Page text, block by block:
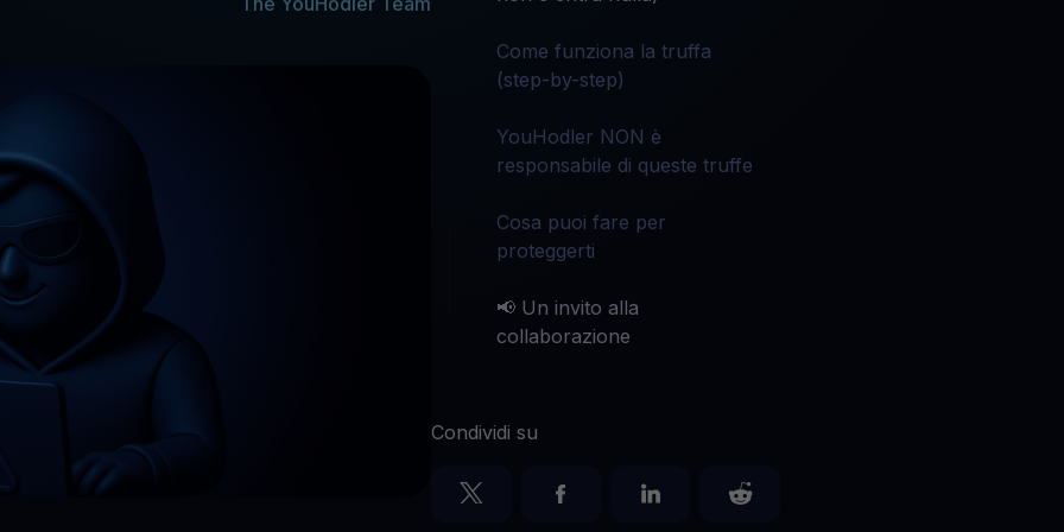
Esplora tutti gli asset crypto
Come funziona la truffa
(step-by-step)
YouHodler NON è
responsabile di queste truffe
Cosa puoi fare per
proteggerti
📢 Un invito alla
collaborazione
Condividi su